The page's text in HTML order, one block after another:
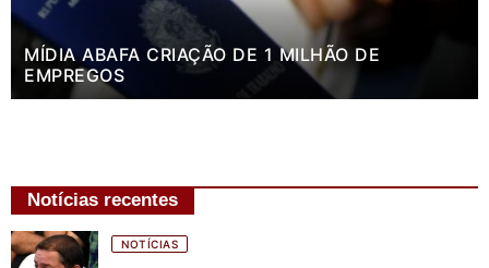
MÍDIA ABAFA CRIAÇÃO DE 1 MILHÃO DE
EMPREGOS
Notícias recentes
NOTÍCIAS